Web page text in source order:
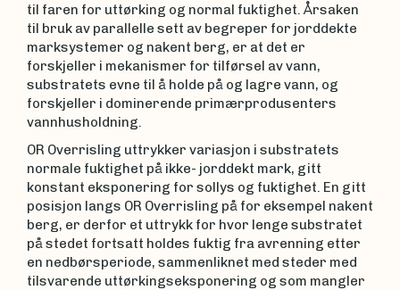
til faren for uttørking og normal fuktighet. Årsaken
til bruk av parallelle sett av begreper for jorddekte
marksystemer og nakent berg, er at det er
forskjeller i mekanismer for tilførsel av vann,
substratets evne til å holde på og lagre vann, og
forskjeller i dominerende primærprodusenters
vannhusholdning.
OR Overrisling uttrykker variasjon i substratets
normale fuktighet på ikke- jorddekt mark, gitt
konstant eksponering for sollys og fuktighet. En gitt
posisjon langs OR Overrisling på for eksempel nakent
berg, er derfor et uttrykk for hvor lenge substratet
på stedet fortsatt holdes fuktig fra avrenning etter
en nedbørsperiode, sammenliknet med steder med
tilsvarende uttørkingseksponering og som mangler